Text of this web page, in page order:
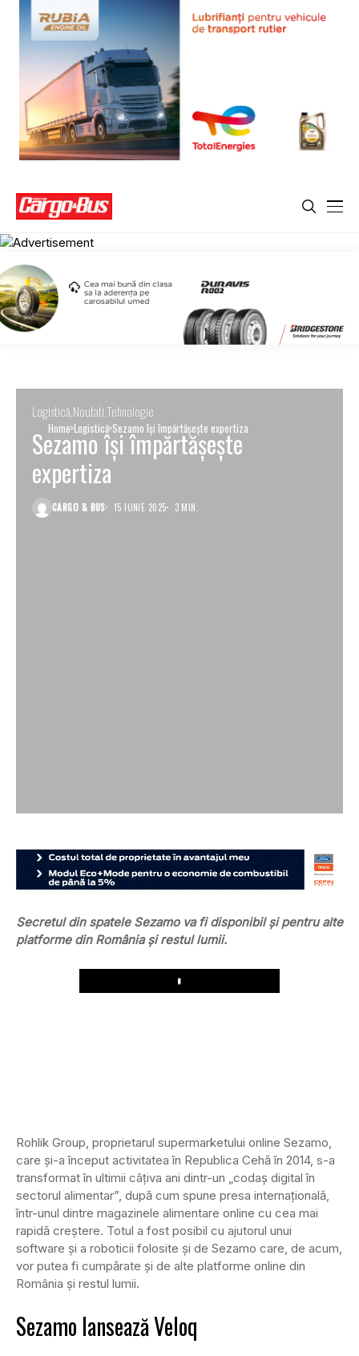
Home Logistică Sezamo își împărtășește expertiza
Logistică Noutati Tehnologie
Sezamo își împărtășește
expertiza
CARGO & BUS 15 IUNIE 2025 3 MIN.
Secretul din spatele Sezamo va fi disponibil și pentru alte
platforme din România și restul lumii.
Play
Rohlik Group, proprietarul supermarketului online Sezamo,
care și-a început activitatea în Republica Cehă în 2014, s-a
transformat în ultimii câțiva ani dintr-un „codaș digital în
sectorul alimentar”, după cum spune presa internațională,
într-unul dintre magazinele alimentare online cu cea mai
rapidă creștere. Totul a fost posibil cu ajutorul unui
software și a roboticii folosite și de Sezamo care, de acum,
vor putea fi cumpărate și de alte platforme online din
România și restul lumii.
Sezamo lansează Veloq